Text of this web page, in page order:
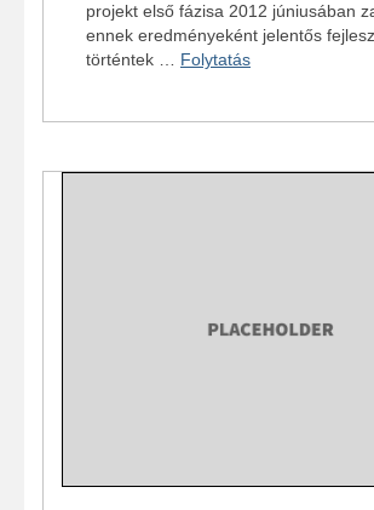
projekt első fázisa 2012 júniusában
ennek eredményeként jelentős
történtek … Folytatás